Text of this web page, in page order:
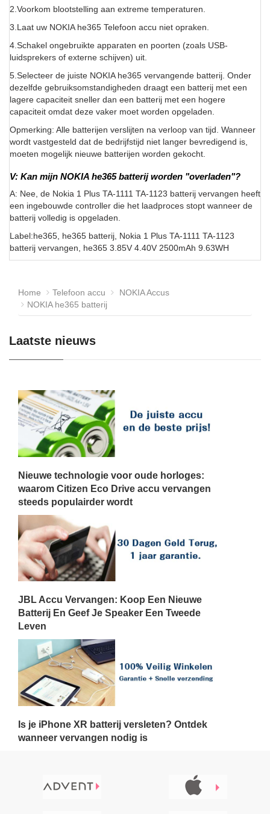
2.Voorkom blootstelling aan extreme temperaturen.
3.Laat uw NOKIA he365 Telefoon accu niet opraken.
4.Schakel ongebruikte apparaten en poorten (zoals USB-
luidsprekers of externe schijven) uit.
5.Selecteer de juiste NOKIA he365 vervangende batterij. Onder
dezelfde gebruiksomstandigheden draagt een batterij met een
lagere capaciteit sneller dan een batterij met een hogere
capaciteit omdat deze vaker moet worden opgeladen.
Opmerking: Alle batterijen verslijten na verloop van tijd. Wanneer
wordt vastgesteld dat de bedrijfstijd niet langer bevredigend is,
moeten mogelijk nieuwe batterijen worden gekocht.
V: Kan mijn NOKIA he365 batterij worden "overladen"?
A: Nee, de Nokia 1 Plus TA-1111 TA-1123 batterij vervangen heeft
een ingebouwde controller die het laadproces stopt wanneer de
batterij volledig is opgeladen.
Label:he365, he365 batterij, Nokia 1 Plus TA-1111 TA-1123
batterij vervangen, he365 3.85V 4.40V 2500mAh 9.63WH
Home Telefoon accu
NOKIA Accus
NOKIA he365 batterij
Laatste nieuws
Nieuwe technologie voor oude horloges:
waarom Citizen Eco Drive accu vervangen
steeds populairder wordt
JBL Accu Vervangen: Koop Een Nieuwe
Batterij En Geef Je Speaker Een Tweede
Leven
Is je iPhone XR batterij versleten? Ontdek
wanneer vervangen nodig is